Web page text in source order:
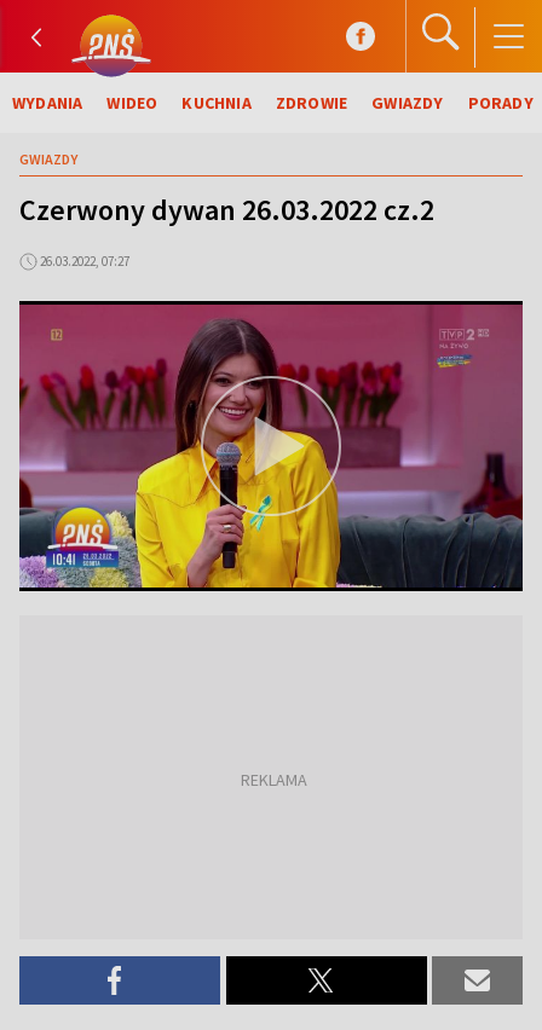
WYDANIA WIDEO KUCHNIA ZDROWIE GWIAZDY PORADY
GWIAZDY
Czerwony dywan 26.03.2022 cz.2
26.03.2022, 07:27